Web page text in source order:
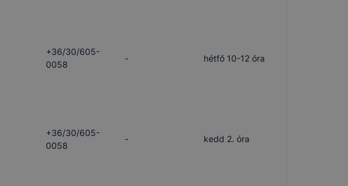
+36/30/605-
0058
- hétfő 10-12 óra
+36/30/605-
0058
- kedd 2. óra